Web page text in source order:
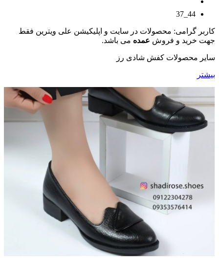
44_37
کاربر گرامی: محصولات در سایت و اپلیکیشن علی ویترین فقط
جهت خرید و فروش عمده می باشد.
سایر محصولات کفش شادی رز
بیشتر